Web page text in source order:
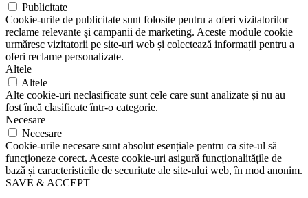
Publicitate
Cookie-urile de publicitate sunt folosite pentru a oferi vizitatorilor
reclame relevante și campanii de marketing. Aceste module cookie
urmăresc vizitatorii pe site-uri web și colectează informații pentru a
oferi reclame personalizate.
Altele
Altele
Alte cookie-uri neclasificate sunt cele care sunt analizate și nu au
fost încă clasificate într-o categorie.
Necesare
Necesare
Cookie-urile necesare sunt absolut esențiale pentru ca site-ul să
funcționeze corect. Aceste cookie-uri asigură funcționalitățile de
bază și caracteristicile de securitate ale site-ului web, în mod anonim.
SAVE & ACCEPT